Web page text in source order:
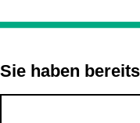
Sie haben